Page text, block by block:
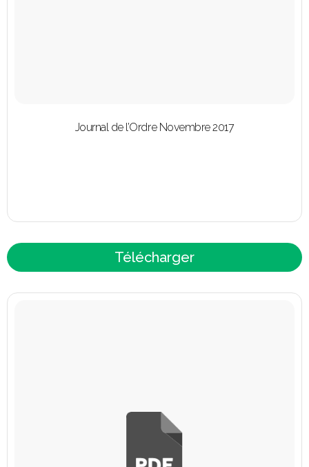
Journal de l’Ordre Novembre 2017
Télécharger